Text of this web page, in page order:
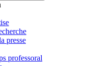
presse
professoral